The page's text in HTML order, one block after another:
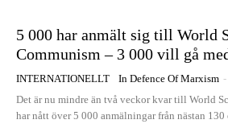
5 000 har anmält sig till World
Communism – 3 000 vill gå
INTERNATIONELLT In Defence Of Marxism -
Det är nu mindre än två veckor kvar till World
har nått över 5 000 anmälningar från nästan 130